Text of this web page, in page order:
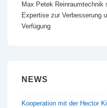
Max Petek Reinraumtechnik
Expertise zur Verbesserung
Verfügung
NEWS
Kooperation mit der Hector